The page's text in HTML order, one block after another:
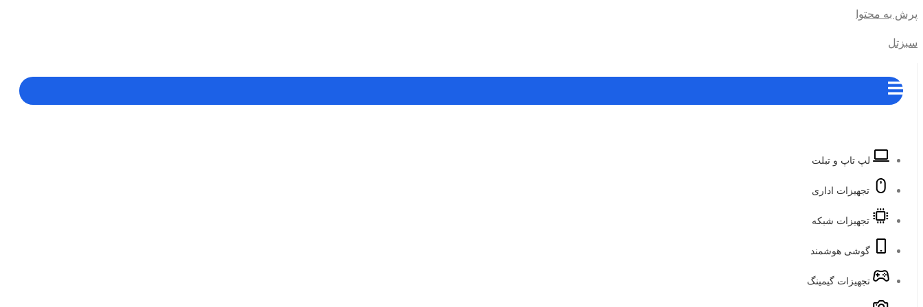
پرش به محتوا
سبزتل
لپ تاپ و تبلت
تجهیزات اداری
تجهیزات شبکه
گوشی هوشمند
تجهیزات گیمینگ